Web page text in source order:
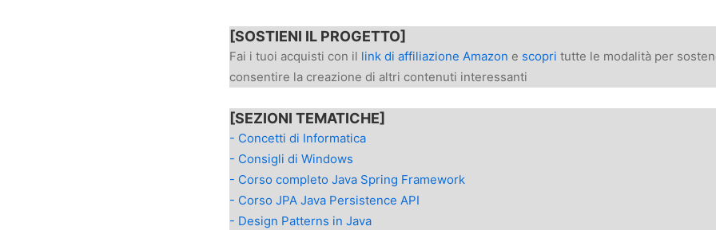
[SOSTIENI IL PROGETTO]
Fai i tuoi acquisti con il link di affiliazione Amazon e scopri tutte le modalità per
consentire la creazione di altri contenuti interessanti
[SEZIONI TEMATICHE]
- Concetti di Informatica
- Consigli di Windows
- Corso completo Java Spring Framework
- Corso JPA Java Persistence API
- Design Patterns in Java